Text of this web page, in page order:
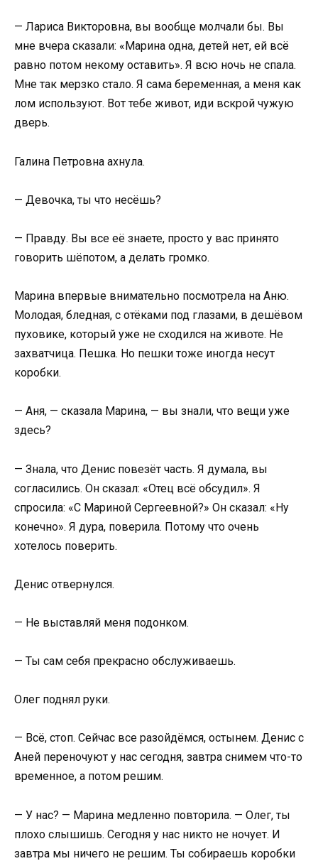
— Лариса Викторовна, вы вообще молчали бы. Вы
мне вчера сказали: «Марина одна, детей нет, ей всё
равно потом некому оставить». Я всю ночь не спала.
Мне так мерзко стало. Я сама беременная, а меня как
лом используют. Вот тебе живот, иди вскрой чужую
дверь.
Галина Петровна ахнула.
— Девочка, ты что несёшь?
— Правду. Вы все её знаете, просто у вас принято
говорить шёпотом, а делать громко.
Марина впервые внимательно посмотрела на Аню.
Молодая, бледная, с отёками под глазами, в дешёвом
пуховике, который уже не сходился на животе. Не
захватчица. Пешка. Но пешки тоже иногда несут
коробки.
— Аня, — сказала Марина, — вы знали, что вещи уже
здесь?
— Знала, что Денис повезёт часть. Я думала, вы
согласились. Он сказал: «Отец всё обсудил». Я
спросила: «С Мариной Сергеевной?» Он сказал: «Ну
конечно». Я дура, поверила. Потому что очень
хотелось поверить.
Денис отвернулся.
— Не выставляй меня подонком.
— Ты сам себя прекрасно обслуживаешь.
Олег поднял руки.
— Всё, стоп. Сейчас все разойдёмся, остынем. Денис с
Аней переночуют у нас сегодня, завтра снимем что-то
временное, а потом решим.
— У нас? — Марина медленно повторила. — Олег, ты
плохо слышишь. Сегодня у нас никто не ночует. И
завтра мы ничего не решим. Ты собираешь коробки